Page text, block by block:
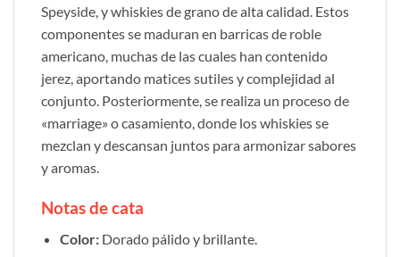
Speyside, y whiskies de grano de alta calidad. Estos
componentes se maduran en barricas de roble
americano, muchas de las cuales han contenido
jerez, aportando matices sutiles y complejidad al
conjunto. Posteriormente, se realiza un proceso de
«marriage» o casamiento, donde los whiskies se
mezclan y descansan juntos para armonizar sabores
y aromas.
Notas de cata
Color:Dorado pálido y brillante.